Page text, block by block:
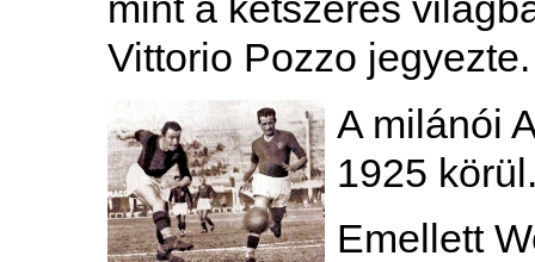
Vittorio Pozzo jegyezte.
A milánói
1925
Emellett